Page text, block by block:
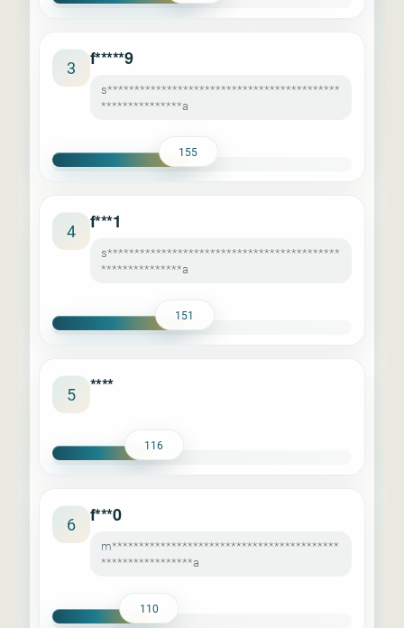
3 f*****9
s*******************************************
***************a
155
4 f***1
s*******************************************
***************a
151
5 ****
116
6 f***0
m******************************************
*****************a
110